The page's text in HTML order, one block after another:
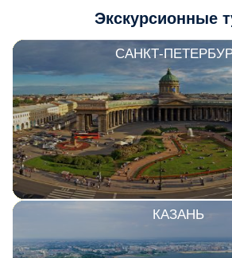
Экскурсионные
САНКТ-
КАЗАНЬ